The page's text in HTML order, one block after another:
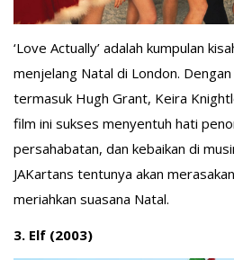
‘Love Actually’ adalah kumpulan
menjelang Natal di London.
termasuk Hugh Grant, Keira
film ini sukses menyentuh hati
persahabatan, dan kebaikan di
JAKartans tentunya akan
meriahkan suasana Natal.
3. Elf (2003)